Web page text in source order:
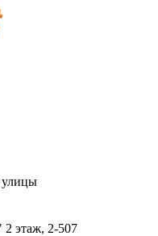
этаж, 2-507